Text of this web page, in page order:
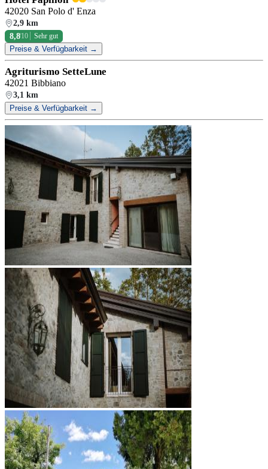
42020 San Polo d' Enza
2,9 km
8,8/10 Sehr gut
Preise & Verfügbarkeit →
Agriturismo SetteLune
42021 Bibbiano
3,1 km
Preise & Verfügbarkeit →